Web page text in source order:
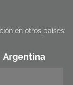
en otros países:
Argentina